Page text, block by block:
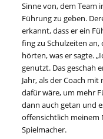
Sinne von, dem Team
Führung zu geben.
erkannt, dass er ein
fing zu Schulzeiten
hörten, was er sagte.
genutzt. Das geschah
Jahr, als der Coach
dafür wäre, um mehr
dann auch getan und
offensichtlich meinem
Spielmacher.